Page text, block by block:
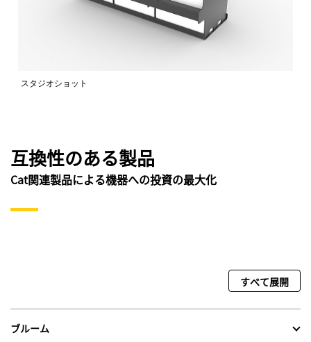
スタジオショット
互換性のある製品
Cat関連製品による機器への投資の最大化
すべて展開
ブルーム